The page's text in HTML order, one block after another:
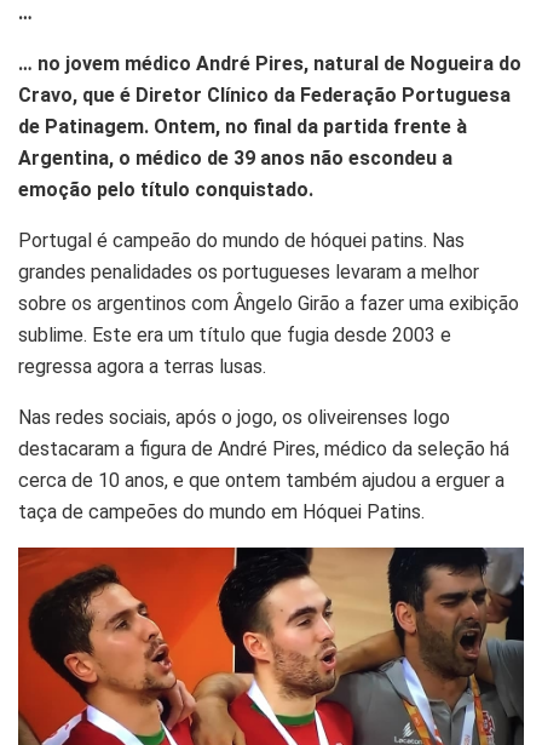
…
… no jovem médico André Pires, natural de Nogueira do
Cravo, que é Diretor Clínico da Federação Portuguesa
de Patinagem. Ontem, no final da partida frente à
Argentina, o médico de 39 anos não escondeu a
emoção pelo título conquistado.
Portugal é campeão do mundo de hóquei patins. Nas
grandes penalidades os portugueses levaram a melhor
sobre os argentinos com Ângelo Girão a fazer uma exibição
sublime. Este era um título que fugia desde 2003 e
regressa agora a terras lusas.
Nas redes sociais, após o jogo, os oliveirenses logo
destacaram a figura de André Pires, médico da seleção há
cerca de 10 anos, e que ontem também ajudou a erguer a
taça de campeões do mundo em Hóquei Patins.